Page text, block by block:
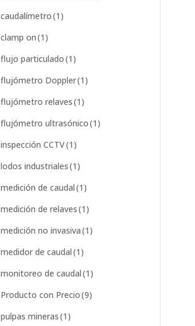
caudalímetro(1)
clamp on(1)
flujo particulado(1)
flujómetro Doppler(1)
flujómetro relaves(1)
flujómetro ultrasónico(1)
inspección CCTV(1)
lodos industriales(1)
medición de caudal(1)
medición de relaves(1)
medición no invasiva(1)
medidor de caudal(1)
monitoreo de caudal(1)
Producto con Precio(9)
pulpas mineras(1)